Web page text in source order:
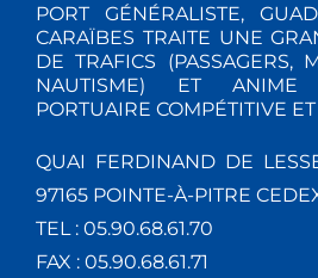
PORT GÉNÉRALISTE,
CARAÏBES TRAITE UNE
DE TRAFICS (PASSAGERS,
NAUTISME) ET
PORTUAIRE COMPÉTITIVE
QUAI FERDINAND DE
97165 POINTE-À-PITRE
TEL : 05.90.68.61.70
FAX : 05.90.68.61.71